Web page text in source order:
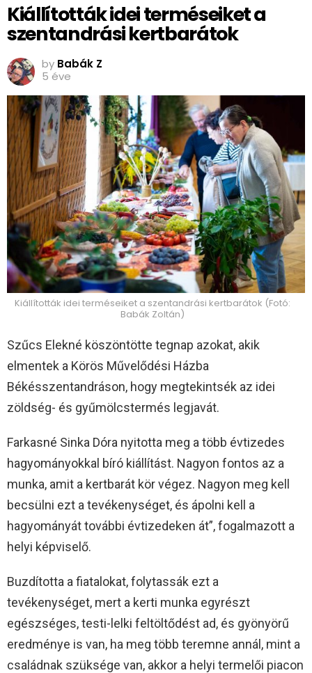
Kiállították idei terméseiket a
szentandrási kertbarátok
by Babák Z
5 éve
Kiállították idei terméseiket a szentandrási kertbarátok (Fotó:
Babák Zoltán)
Szűcs Elekné köszöntötte tegnap azokat, akik
elmentek a Körös Művelődési Házba
Békésszentandráson, hogy megtekintsék az idei
zöldség- és gyűmölcstermés legjavát.
Farkasné Sinka Dóra nyitotta meg a több évtizedes
hagyományokkal bíró kiállítást. Nagyon fontos az a
munka, amit a kertbarát kör végez. Nagyon meg kell
becsülni ezt a tevékenységet, és ápolni kell a
hagyományát további évtizedeken át”, fogalmazott a
helyi képviselő.
Buzdította a fiatalokat, folytassák ezt a
tevékenységet, mert a kerti munka egyrészt
egészséges, testi-lelki feltöltődést ad, és gyönyörű
eredménye is van, ha meg több teremne annál, mint a
családnak szüksége van, akkor a helyi termelői piacon